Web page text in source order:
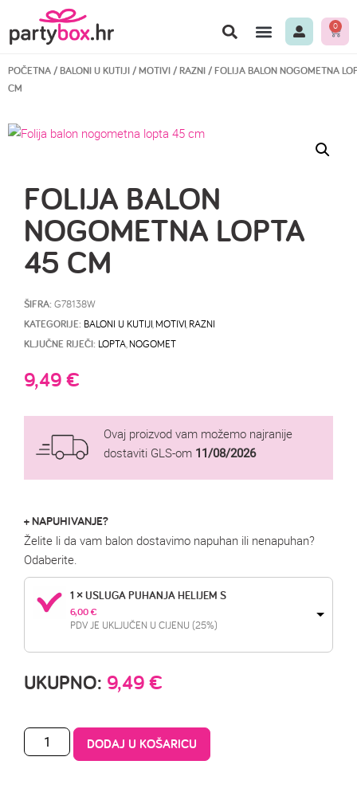
0
POČETNA/BALONI U KUTIJI/MOTIVI/RAZNI/ FOLIJA BALON NOGOMETNA
CM
FOLIJA BALON
NOGOMETNA LOPTA
45 CM
ŠIFRA: G78138W
KATEGORIJE: BALONI U KUTIJI MOTIVI RAZNI
KLJUČNE RIJEČI: LOPTA NOGOMET
9,49€
Ovaj proizvod vam možemo najranije
dostaviti GLS-om 11/08/2026
+ NAPUHIVANJE?
Želite li da vam balon dostavimo napuhan ili nenapuhan?
Odaberite.
1 × USLUGA PUHANJA HELIJEM S
6,00 €
PDV JE UKLJUČEN U CIJENU (25%)
UKUPNO: 9,49€
DODAJ U KOŠARICU